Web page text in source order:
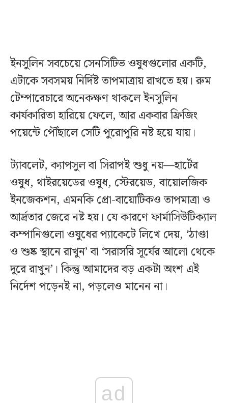
ইনসুলিন সবচেয়ে সেনসিটিভ ওষুধগুলোর একটি,
এটাকে সবসময় নির্দিষ্ট তাপমাত্রায় রাখতে হয়। রুম
টেম্পারেচারে অনেকক্ষণ থাকলে ইনসুলিন
কার্যকারিতা হারিয়ে ফেলে, আর একবার ফ্রিজিং
পয়েন্টে পৌঁছালে সেটি পুরোপুরি নষ্ট হয়ে যায়।
ট্যাবলেট, ক্যাপসুল বা সিরাপই শুধু নয়—হার্টের
ওষুধ, থাইরয়েডের ওষুধ, স্টেরয়েড, বায়োলজিক
ইনজেকশন, এমনকি প্রো-বায়োটিকও তাপমাত্রা ও
আর্দ্রতার জেরে নষ্ট হয়। যে কারণে ফার্মাসিউটিক্যাল
কম্পানিগুলো ওষুধের প্যাকেটে লিখে দেয়, ‘ঠাণ্ডা
ও শুষ্ক স্থানে রাখুন’ বা ‘সরাসরি সূর্যের আলো থেকে
দূরে রাখুন’। কিন্তু আমাদের বড় একটা অংশ এই
নির্দেশ পড়েনই না, পড়লেও মানেন না।
ad